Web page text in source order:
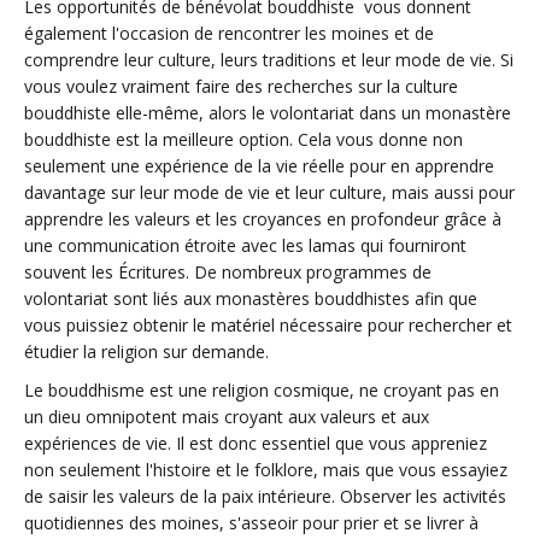
Les opportunités de bénévolat bouddhiste vous donnent
également l'occasion de rencontrer les moines et de
comprendre leur culture, leurs traditions et leur mode de vie. Si
vous voulez vraiment faire des recherches sur la culture
bouddhiste elle-même, alors le volontariat dans un monastère
bouddhiste est la meilleure option. Cela vous donne non
seulement une expérience de la vie réelle pour en apprendre
davantage sur leur mode de vie et leur culture, mais aussi pour
apprendre les valeurs et les croyances en profondeur grâce à
une communication étroite avec les lamas qui fourniront
souvent les Écritures. De nombreux programmes de
volontariat sont liés aux monastères bouddhistes afin que
vous puissiez obtenir le matériel nécessaire pour rechercher et
étudier la religion sur demande.
Le bouddhisme est une religion cosmique, ne croyant pas en
un dieu omnipotent mais croyant aux valeurs et aux
expériences de vie. Il est donc essentiel que vous appreniez
non seulement l'histoire et le folklore, mais que vous essayiez
de saisir les valeurs de la paix intérieure. Observer les activités
quotidiennes des moines, s'asseoir pour prier et se livrer à